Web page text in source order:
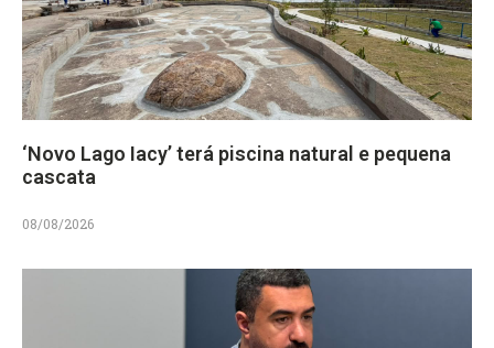
‘Novo Lago Iacy’ terá piscina natural e pequena
cascata
08/08/2026